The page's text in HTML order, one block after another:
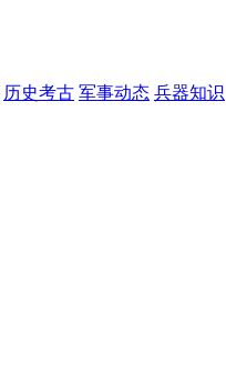
历史考古 军事动态 兵器知识